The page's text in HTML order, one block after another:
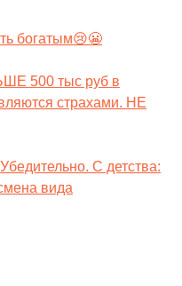
богатым😢😬
500 тыс руб в
страхами. НЕ
С детства:
вида